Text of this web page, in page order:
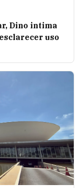
Dino intima
uso